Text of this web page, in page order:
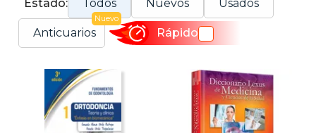
Estado: Todos Nuevos Usados
Anticuarios
Nuevo
Rápido